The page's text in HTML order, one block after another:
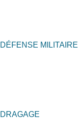
DÉFENSE MILITAIRE
DRAGAGE